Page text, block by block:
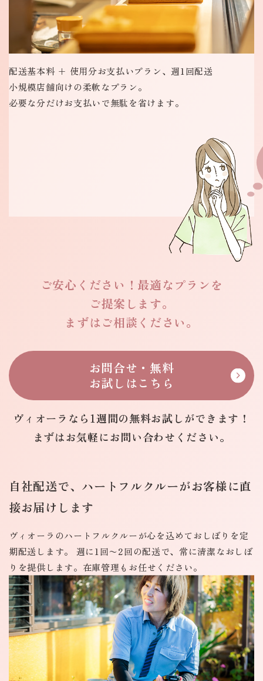
配送基本料 + 使用分お支払いプラン、週1回配送
小規模店舗向けの柔軟なプラン。
必要な分だけお支払いで無駄を省けます。
ご安心ください！ 最適なプランを
ご提案します。
まずはご相談ください。
お問合せ・無料
お試しはこちら
ヴィオーラなら1週間の無料お試しができます！
まずはお気軽にお問い合わせください。
自社配送で、ハートフルクルーがお客様に直
接お届けします
ヴィオーラのハートフルクルーが心を込めておしぼりを定
期配送します。
週に1回〜2回の配送で、常に清潔なおしぼ
りを提供します。在庫管理もお任せください。